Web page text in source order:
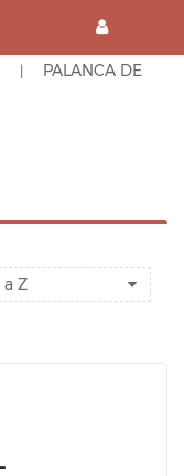
PALANCA DE
a Z